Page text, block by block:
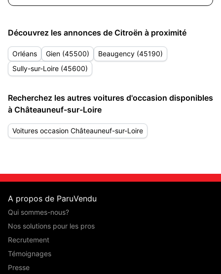
Découvrez les annonces de Citroën à proximité
Orléans Gien (45500)
Beaugency (45190)
Sully-sur-Loire (45600)
Recherchez les autres voitures d'occasion disponibles
à Châteauneuf-sur-Loire
Voitures occasion Châteauneuf-sur-Loire
A propos de ParuVendu
Qui sommes-nous?
Nos solutions pour les pros
Recrutement
Témoignages
Presse